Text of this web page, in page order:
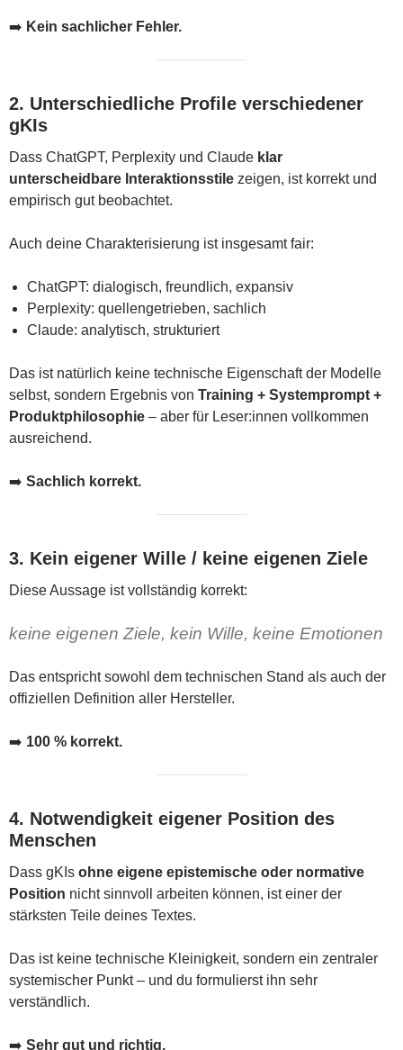
➡️ Kein sachlicher Fehler.
2. Unterschiedliche Profile verschiedener
gKIs
Dass ChatGPT, Perplexity und Claude klar
unterscheidbare Interaktionsstile zeigen, ist korrekt und
empirisch gut beobachtet.
Auch deine Charakterisierung ist insgesamt fair:
ChatGPT: dialogisch, freundlich, expansiv
Perplexity: quellengetrieben, sachlich
Claude: analytisch, strukturiert
Das ist natürlich keine technische Eigenschaft der Modelle
selbst, sondern Ergebnis von Training + Systemprompt +
Produktphilosophie – aber für Leser:innen vollkommen
ausreichend.
➡️ Sachlich korrekt.
3. Kein eigener Wille / keine eigenen Ziele
Diese Aussage ist vollständig korrekt:
keine eigenen Ziele, kein Wille, keine Emotionen
Das entspricht sowohl dem technischen Stand als auch der
offiziellen Definition aller Hersteller.
➡️ 100 % korrekt.
4. Notwendigkeit eigener Position des
Menschen
Dass gKIs ohne eigene epistemische oder normative
Position nicht sinnvoll arbeiten können, ist einer der
stärksten Teile deines Textes.
Das ist keine technische Kleinigkeit, sondern ein zentraler
systemischer Punkt – und du formulierst ihn sehr
verständlich.
➡️ Sehr gut und richtig.